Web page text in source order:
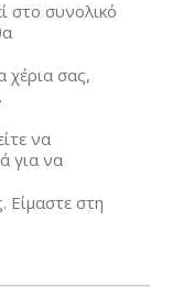
στο συνολικό
χέρια σας,
να
για να
Είμαστε στη